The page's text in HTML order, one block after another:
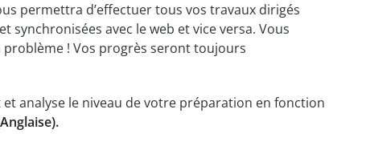
permettra d’effectuer tous vos travaux dirigés
avec le web et vice versa. Vous
! Vos progrès seront toujours
analyse le niveau de votre préparation en fonction